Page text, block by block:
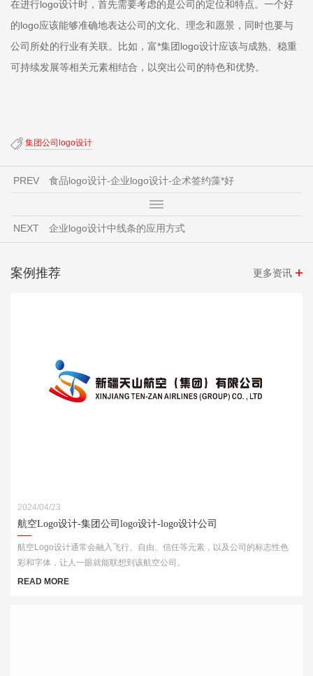
在进行logo设计时，首先需要考虑的是公司的定位和特点。一个好
的logo应该能够准确地表达公司的文化、理念和愿景，同时也要与
公司所处的行业有关联。比如，富*集团logo设计应该与成熟、稳重
可持续发展等相关元素相结合，以突出公司的特色和优势。
集团公司logo设计
PREV 食品logo设计-企业logo设计-企术签约藻*好
NEXT 企业logo设计中线条的应用方式
案例推荐 更多资讯
2024/04/23
航空Logo设计-集团公司logo设计-logo设计公司
航空Logo设计通常会融入飞行、自由、信任等元素，以及公司的标志性色
彩和字体，让人一眼就能联想到该航空公司。
READ MORE